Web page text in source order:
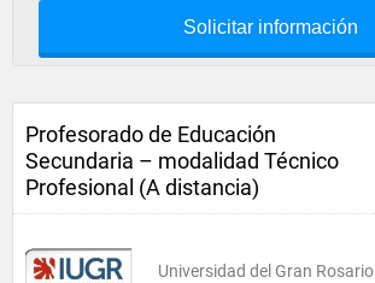
Solicitar información
Profesorado de Educación
Secundaria – modalidad Técnico
Profesional (A distancia)
Universidad del Gran Rosario